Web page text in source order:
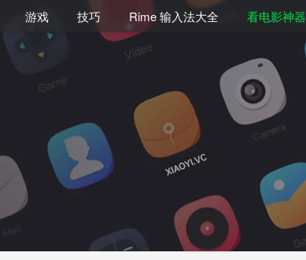
游戏 技巧 Rime 输入法大全 看电影神器